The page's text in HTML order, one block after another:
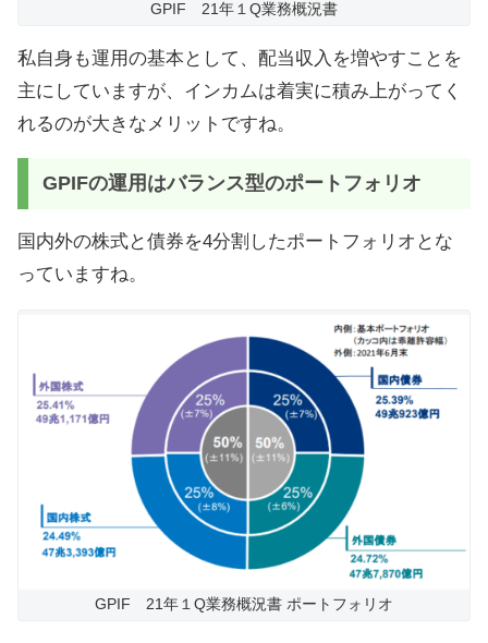
GPIF 21年１Q業務概況書
私自身も運用の基本として、配当収入を増やすことを
主にしていますが、インカムは着実に積み上がってく
れるのが大きなメリットですね。
GPIFの運用はバランス型のポートフォリオ
国内外の株式と債券を4分割したポートフォリオとな
っていますね。
GPIF 21年１Q業務概況書 ポートフォリオ